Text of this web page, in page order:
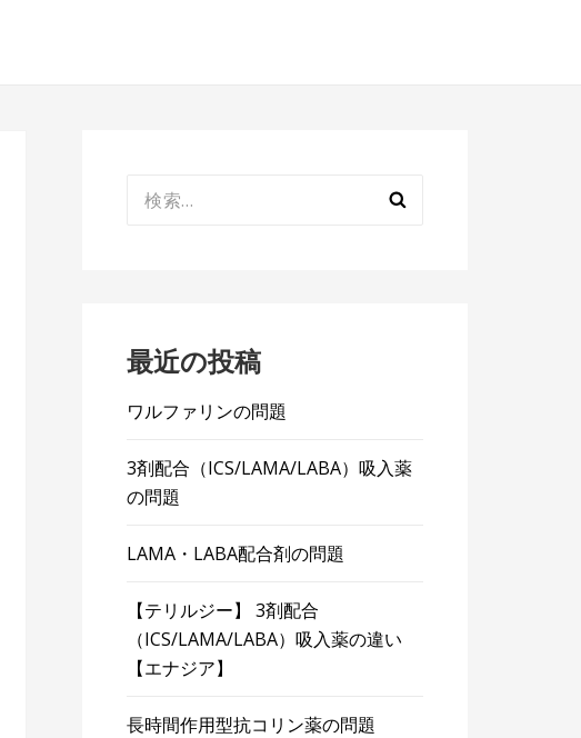
索:
最近の投稿
ワルファリンの問題
3剤配合（ICS/LAMA/LABA）吸入薬
の問題
LAMA・LABA配合剤の問題
【テリルジー】 3剤配合
（ICS/LAMA/LABA）吸入薬の違い
【エナジア】
長時間作用型抗コリン薬の問題